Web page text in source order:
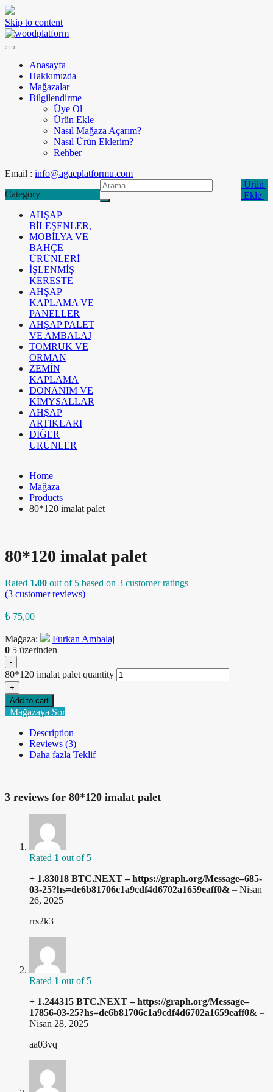
Skip to content
Anasayfa
Hakkımızda
Mağazalar
Bilgilendirme
Üye Ol
Ürün Ekle
Nasıl Mağaza Açarım?
Nasıl Ürün Eklerim?
Rehber
Email : info@agacplatformu.com
Category
AHŞAP
BİLEŞENLER,
MOBİLYA VE
BAHÇE
ÜRÜNLERİ
İŞLENMİŞ
KERESTE
AHŞAP
KAPLAMA VE
PANELLER
AHŞAP PALET
VE AMBALAJ
TOMRUK VE
ORMAN
ZEMİN
KAPLAMA
DONANIM VE
KİMYSALLAR
AHŞAP
ARTIKLARI
DİĞER
ÜRÜNLER
Ürün
Ekle
Home
Mağaza
Products
80*120 imalat palet
80*120 imalat palet
Rated 1.00 out of 5 based on 3 customer ratings
(3 customer reviews)
₺ 75,00
Mağaza:
Furkan Ambalaj
0 5 üzerinden
-
80*120 imalat palet quantity
+
Add to cart
Mağazaya Sor
Description
Reviews (3)
Daha fazla Teklif
3 reviews for 80*120 imalat palet
Rated 1 out of 5
+ 1.83018 BTC.NEXT – https://graph.org/Message–685-
03-25?hs=de6b81706c1a9cdf4d6702a1659eaff0& – Nisan
26, 2025
rrs2k3
Rated 1 out of 5
+ 1.244315 BTC.NEXT – https://graph.org/Message–
17856-03-25?hs=de6b81706c1a9cdf4d6702a1659eaff0& –
Nisan 28, 2025
aa03vq